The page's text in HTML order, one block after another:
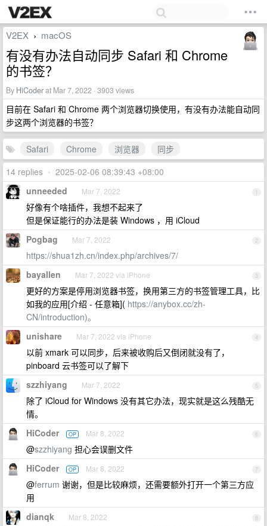
V2EX › macOS
有没有办法自动同步 Safari 和 Chrome
的书签？
By HiCoderat Mar 7, 2022 · 3903 views
目前在 Safari 和 Chrome 两个浏览器切换使用，有没有办法能自动同
步这两个浏览器的书签？
Safari Chrome 浏览器
同步
14 replies • 2025-02-06 08:39:43 +08:00
1
unneeded Mar 7, 2022
好像有个啥插件，我想不起来了
但是保证能行的办法是装 Windows ，用 iCloud
2
Pogbag Mar 7, 2022
https://shua1zh.cn/index.php/archives/7/
3
bayallen Mar 7, 2022 via iPhone
更好的方案是停用浏览器书签，换用第三方的书签管理工具，比
如我的应用[介绍 - 任意箱]( https://anybox.cc/zh-
CN/introduction)。
4
unishare Mar 7, 2022 via iPhone
以前 xmark 可以同步，后来被收购后又倒闭就没有了，
pinboard 云书签可以了解下
5
szzhiyang Mar 7, 2022
除了 iCloud for Windows 没有其它办法，现实就是这么残酷无
情。
6
HiCoder OP Mar 8, 2022
@szzhiyang 担心会误删文件
7
HiCoder OP Mar 8, 2022
@ferrum 谢谢，但是比较麻烦，还需要额外打开一个第三方应
用
8
dianqk Mar 8, 2022